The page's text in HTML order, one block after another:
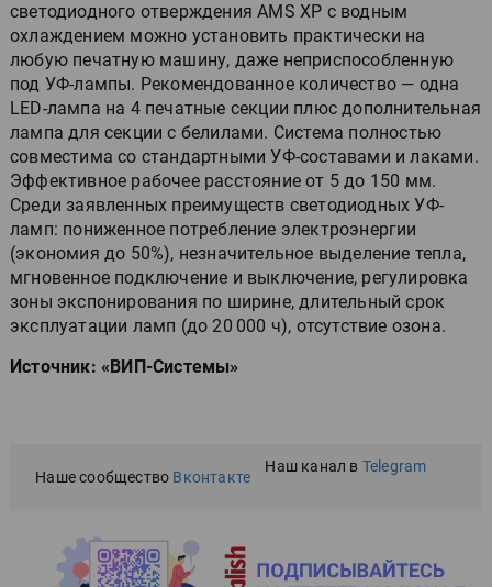
светодиодного отверждения AMS XP с водным
охлаждением можно установить практически на
любую печатную машину, даже неприспособленную
под УФ-лампы. Рекомендованное количество — одна
LED-лампа на 4 печатные секции плюс дополнительная
лампа для секции с белилами. Система полностью
совместима со стандартными УФ-составами и лаками.
Эффективное рабочее расстояние от 5 до 150 мм.
Среди заявленных преимуществ светодиодных УФ-
ламп: пониженное потребление электроэнергии
(экономия до 50%), незначительное выделение тепла,
мгновенное подключение и выключение, регулировка
зоны экспонирования по ширине, длительный срок
эксплуатации ламп (до 20 000 ч), отсутствие озона.
Источник: «ВИП-Системы»
Наше сообщество Вконтакте
Наш канал в Telegram